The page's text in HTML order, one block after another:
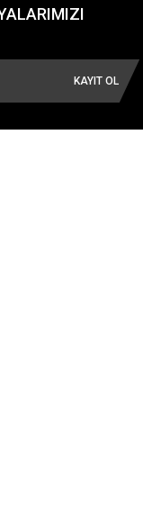
KAYIT OL